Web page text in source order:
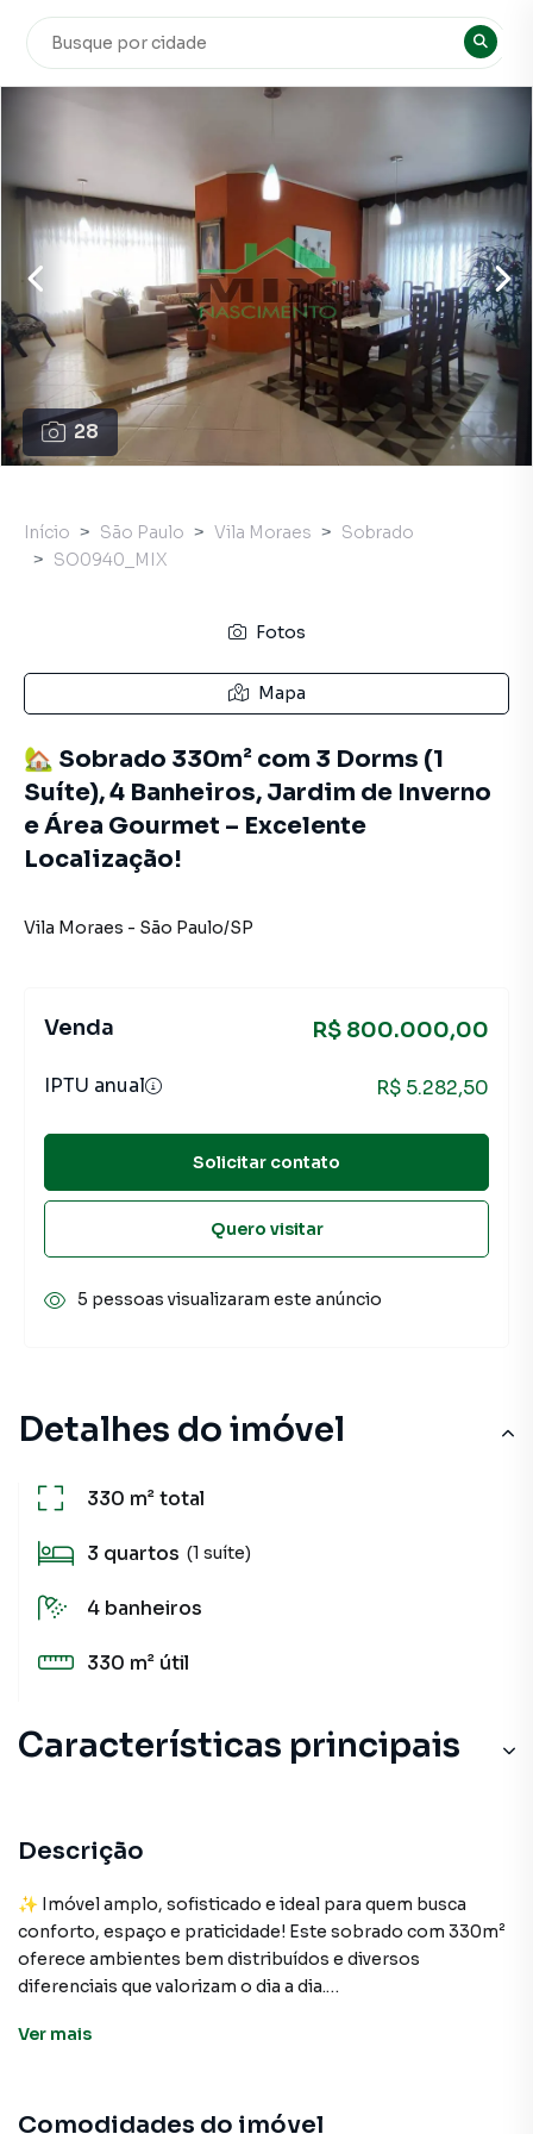
28
Detalhes do imóvel
330 m²total
3 quartos (1 suíte)
4 banheiros
330 m² útil
Características principais
Sacada
Armário Suíte
Portão Eletrônico
Descrição
✨ Imóvel amplo, sofisticado e ideal para quem busca
conforto, espaço e praticidade! Este sobrado com 330m²
oferece ambientes bem distribuídos e diversos
diferenciais que valorizam o dia a dia.
🔹 Características do imóvel:
✔ 4 banheiros no total
Ver mais
Comodidades do imóvel
Início São Paulo Vila Moraes
Sobrado
SO0940_MIX
Fotos
Mapa
🏡 Sobrado 330m² com 3 Dorms (1
Suíte), 4 Banheiros, Jardim de Inverno
e Área Gourmet – Excelente
Localização!
Vila Moraes - São Paulo/SP
Venda R$ 800.000,00
IPTU anual R$ 5.282,50
Solicitar contato
Quero visitar
5 pessoas visualizaram este anúncio